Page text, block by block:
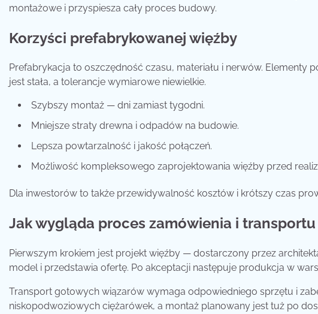
montażowe i przyspiesza cały proces budowy.
Korzyści prefabrykowanej więźby
Prefabrykacja to oszczędność czasu, materiału i nerwów.
jest stała, a tolerancje wymiarowe niewielkie.
Szybszy montaż — dni zamiast tygodni.
Mniejsze straty drewna i odpadów na budowie.
Lepsza powtarzalność i jakość połączeń.
Możliwość kompleksowego zaprojektowania więźby przed
Dla inwestorów to także przewidywalność kosztów i krótszy czas
Jak wygląda proces zamówienia i transportu
Pierwszym krokiem jest projekt więźby — dostarczony przez
model i przedstawia ofertę. Po akceptacji następuje produkcja w
Transport gotowych wiązarów wymaga odpowiedniego sprzętu i
niskopodwoziowych ciężarówek, a montaż planowany jest tuż po